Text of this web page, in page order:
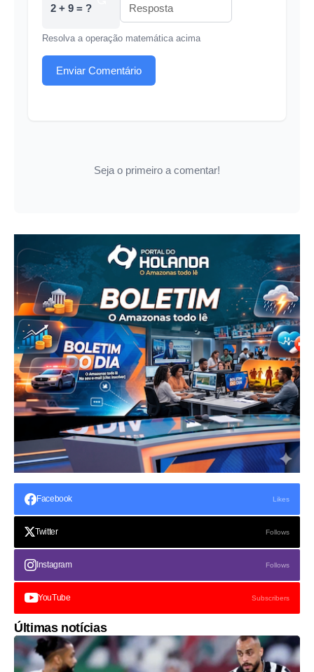
2 + 9 = ?
Resolva a operação matemática acima
Enviar Comentário
Seja o primeiro a comentar!
Facebook Likes
Twitter Follows
Instagram Follows
YouTube Subscribers
Últimas notícias